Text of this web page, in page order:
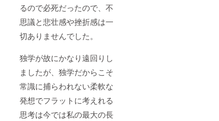
るので必死だったので、不
思議と悲壮感や挫折感は一
切ありませんでした。
独学が故にかなり遠回りし
ましたが、独学だからこそ
常識に捕らわれない柔軟な
発想でフラットに考えれる
思考は今では私の最大の長